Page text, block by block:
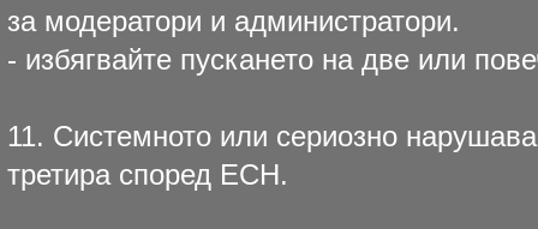
за модератори и администратори.
- избягвайте пускането на две или
11. Системното или сериозно
третира според ЕСН.